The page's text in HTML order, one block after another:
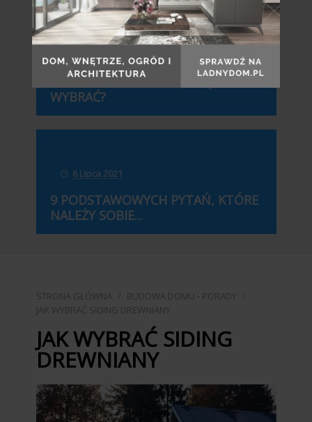
20 Października 2021
BRAMY GARAŻOWE. KTÓRĄ Z NICH
WYBRAĆ?
6 Lipca 2021
9 PODSTAWOWYCH PYTAŃ, KTÓRE
NALEŻY SOBIE...
STRONA GŁÓWNA BUDOWA DOMU - PORADY
JAK WYBRAĆ SIDING DREWNIANY
JAK WYBRAĆ SIDING
DREWNIANY